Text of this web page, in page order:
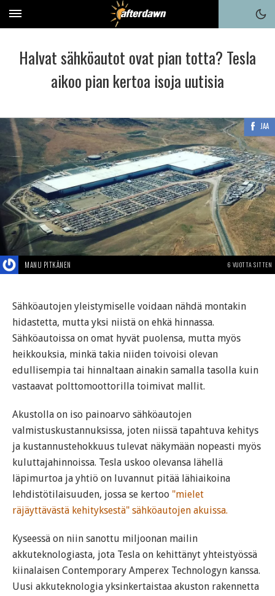
Halvat sähköautot ovat pian totta? Tesla
aikoo pian kertoa isoja uutisia
JAA
MANU PITKÄNEN 6 VUOTTA SITTEN
Sähköautojen yleistymiselle voidaan nähdä montakin
hidastetta, mutta yksi niistä on ehkä hinnassa.
Sähköautoissa on omat hyvät puolensa, mutta myös
heikkouksia, minkä takia niiden toivoisi olevan
edullisempia tai hinnaltaan ainakin samalla tasolla kuin
vastaavat polttomoottorilla toimivat mallit.
Akustolla on iso painoarvo sähköautojen
valmistuskustannuksissa, joten niissä tapahtuva kehitys
ja kustannustehokkuus tulevat näkymään nopeasti myös
kuluttajahinnoissa. Tesla uskoo olevansa lähellä
läpimurtoa ja yhtiö on luvannut pitää lähiaikoina
lehdistötilaisuuden, jossa se kertoo "mielet
räjäyttävästä kehityksestä" sähköautojen akuissa.
Kyseessä on niin sanottu miljoonan mailin
akkuteknologiasta, jota Tesla on kehittänyt yhteistyössä
kiinalaisen Contemporary Amperex Technologyn kanssa.
Uusi akkuteknologia yksinkertaistaa akuston rakennetta